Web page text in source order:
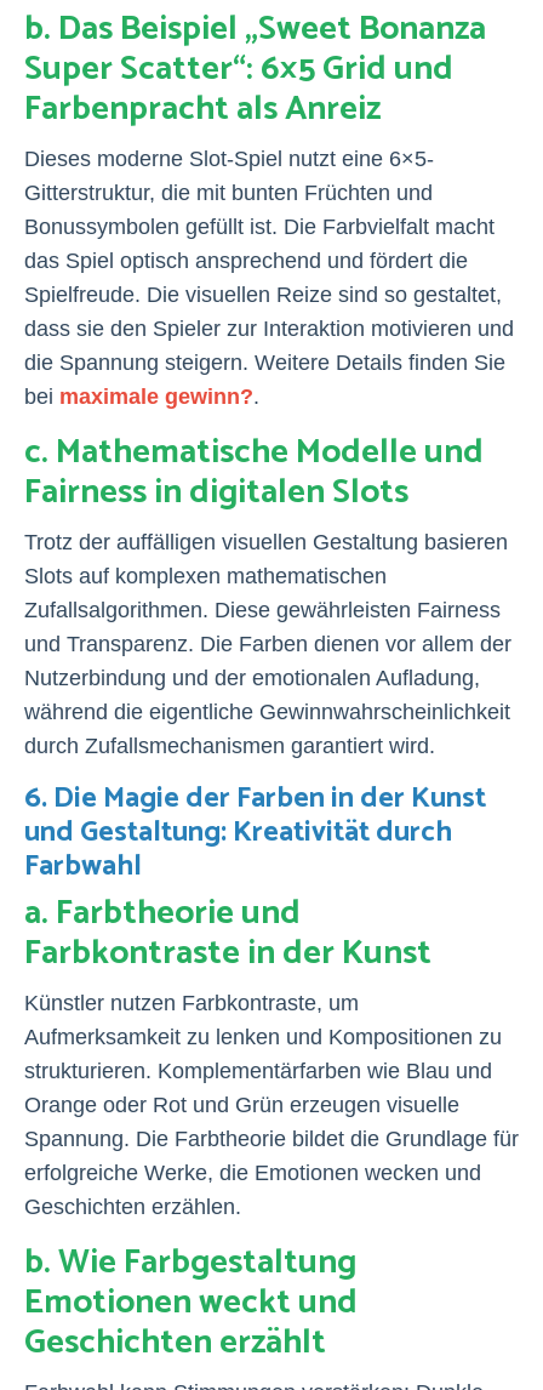
b. Das Beispiel „Sweet Bonanza
Super Scatter“: 6×5 Grid und
Farbenpracht als Anreiz
Dieses moderne Slot-Spiel nutzt eine 6×5-
Gitterstruktur, die mit bunten Früchten und
Bonussymbolen gefüllt ist. Die Farbvielfalt macht
das Spiel optisch ansprechend und fördert die
Spielfreude. Die visuellen Reize sind so gestaltet,
dass sie den Spieler zur Interaktion motivieren und
die Spannung steigern. Weitere Details finden Sie
bei maximale gewinn?.
c. Mathematische Modelle und
Fairness in digitalen Slots
Trotz der auffälligen visuellen Gestaltung basieren
Slots auf komplexen mathematischen
Zufallsalgorithmen. Diese gewährleisten Fairness
und Transparenz. Die Farben dienen vor allem der
Nutzerbindung und der emotionalen Aufladung,
während die eigentliche Gewinnwahrscheinlichkeit
durch Zufallsmechanismen garantiert wird.
6. Die Magie der Farben in der Kunst
und Gestaltung: Kreativität durch
Farbwahl
a. Farbtheorie und
Farbkontraste in der Kunst
Künstler nutzen Farbkontraste, um
Aufmerksamkeit zu lenken und Kompositionen zu
strukturieren. Komplementärfarben wie Blau und
Orange oder Rot und Grün erzeugen visuelle
Spannung. Die Farbtheorie bildet die Grundlage für
erfolgreiche Werke, die Emotionen wecken und
Geschichten erzählen.
b. Wie Farbgestaltung
Emotionen weckt und
Geschichten erzählt